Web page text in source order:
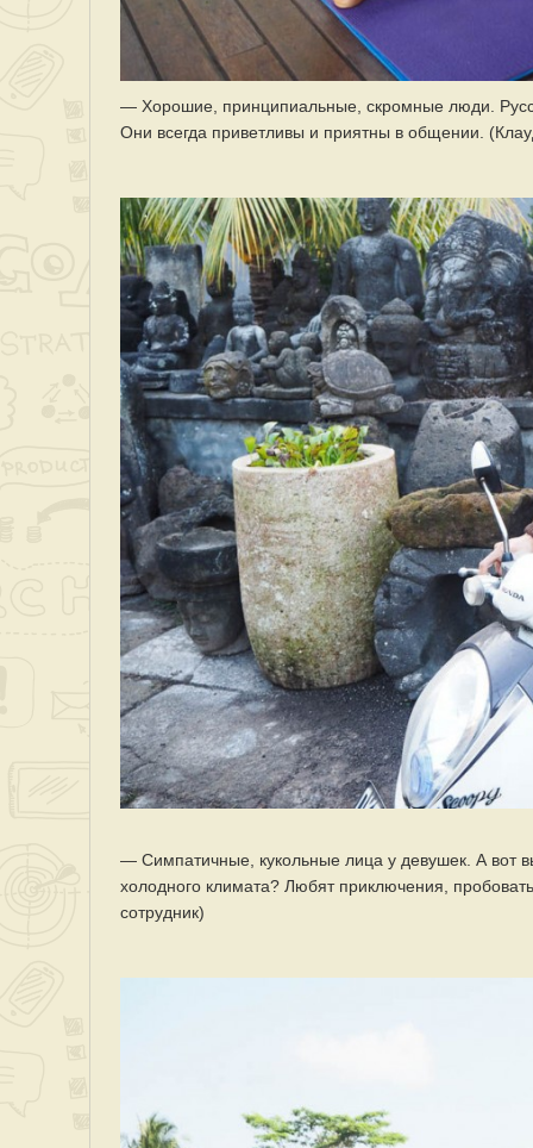
— Хорошие, принципиальные, скромные люди.
Они всегда приветливы и приятны в общении.
— Симпатичные, кукольные лица у девушек. А вот
холодного климата? Любят приключения,
сотрудник)